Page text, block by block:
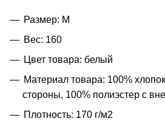
Размер: M
Вес: 160
Цвет товара: белый
Материал товара: 100%
стороны, 100% полиэстер с
Плотность: 170 г/м2